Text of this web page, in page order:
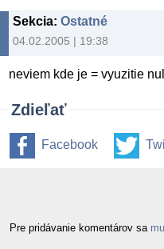
Sekcia: Ostatné
04.02.2005 | 19:38
neviem kde je = vyuzitie
Zdieľať
Facebook
Pre pridávanie komentárov sa